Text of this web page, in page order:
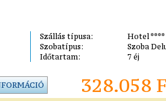
Szállás típusa:
Hotel ****
Szobatípus:
Szoba
Időtartam:
7 éj
328.058